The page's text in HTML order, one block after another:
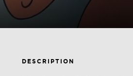
DESCRIPTION